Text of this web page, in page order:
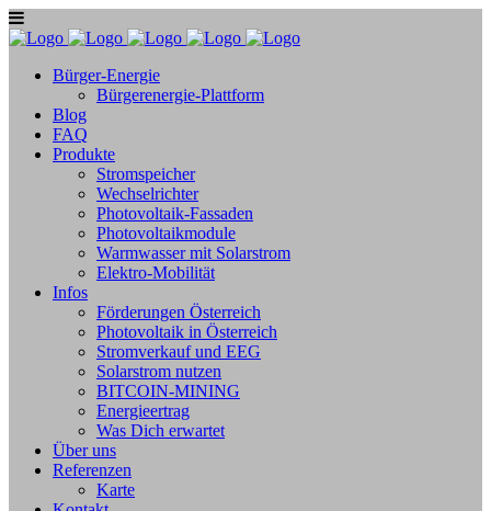
Bürger-Energie
Bürgerenergie-Plattform
Blog
FAQ
Produkte
Stromspeicher
Wechselrichter
Photovoltaik-Fassaden
Photovoltaikmodule
Warmwasser mit Solarstrom
Elektro-Mobilität
Infos
Förderungen Österreich
Photovoltaik in Österreich
Stromverkauf und EEG
Solarstrom nutzen
BITCOIN-MINING
Energieertrag
Was Dich erwartet
Über uns
Referenzen
Karte